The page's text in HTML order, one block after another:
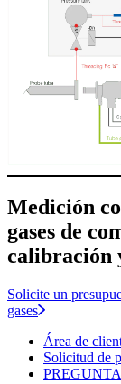
Medición
gases de
calibración
Solicite un
gases
Área de
Solicitud de